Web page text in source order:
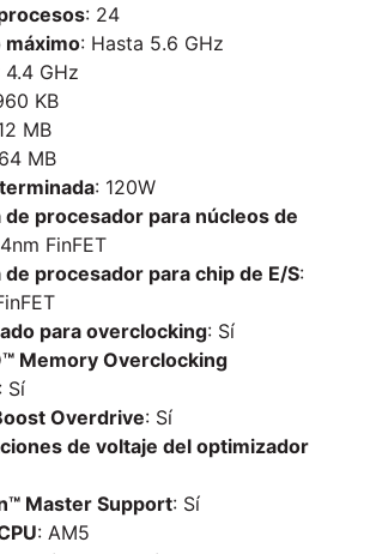
: 24
máximo: Hasta 5.6 GHz
4.4 GHz
KB
MB
MB
: 120W
de procesador para núcleos de
FinFET
procesador para chip de E/S:
para overclocking: Sí
Memory Overclocking
: Sí
Overdrive: Sí
de voltaje del optimizador
Master Support: Sí
: AM5